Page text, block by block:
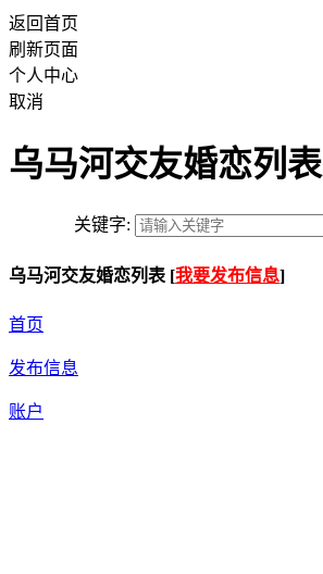
返回首页
刷新页面
个人中心
取消
乌马河交友婚恋列表
关键字:
乌马河交友婚恋列表 [我要发布信息]
首页
发布信息
账户